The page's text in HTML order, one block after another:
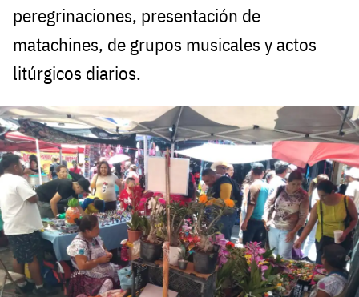
peregrinaciones, presentación de
matachines, de grupos musicales y actos
litúrgicos diarios.